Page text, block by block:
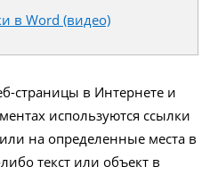
в Word (видео)
страницы в Интернете и
используются ссылки
на определенные места в
текст или объект в